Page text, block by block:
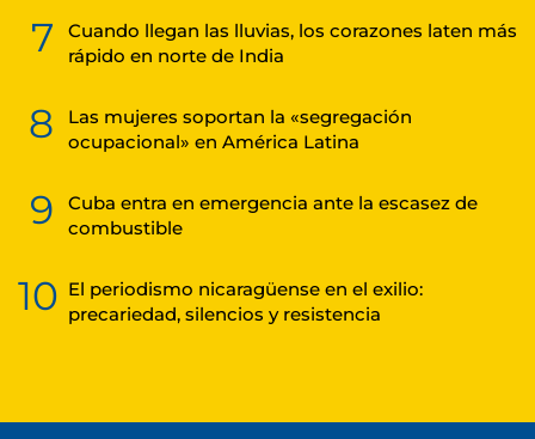
7
Cuando llegan las lluvias, los corazones laten más
rápido en norte de India
8
Las mujeres soportan la «segregación
ocupacional» en América Latina
9
Cuba entra en emergencia ante la escasez de
combustible
10 El periodismo nicaragüense en el exilio:
precariedad, silencios y resistencia